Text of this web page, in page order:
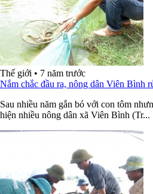
Thế giới • 7 năm trước
Nắm chắc đầu ra, nông dân Viên Bình
Sau nhiều năm gắn bó với con tôm
hiện nhiều nông dân xã Viên Bình (Tr...